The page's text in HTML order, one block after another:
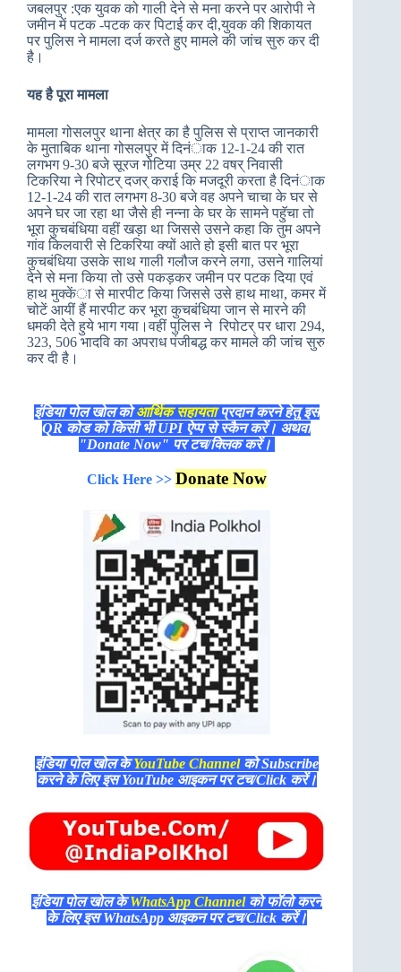
जबलपुर :एक युवक को गाली देने से मना करने पर आरोपी ने
जमीन में पटक -पटक कर पिटाई कर दी,युवक की शिकायत
पर पुलिस ने मामला दर्ज करते हुए मामले की जांच सुरु कर दी
है।
यह है पूरा मामला
मामला गोसलपुर थाना क्षेत्र का है पुलिस से प्राप्त जानकारी
के मुताबिक थाना गोसलपुर में दिनंाक 12-1-24 की रात
लगभग 9-30 बजे सूरज गोटिया उम्र 22 वषर् निवासी
टिकरिया ने रिपोटर् दजर् कराई कि मजदूरी करता है दिनंाक
12-1-24 की रात लगभग 8-30 बजे वह अपने चाचा के घर से
अपने घर जा रहा था जैसे ही नन्ना के घर के सामने पहुॅचा तो
भूरा कुचबंधिया वहीं खड़ा था जिससे उसने कहा कि तुम अपने
गांव किलवारी से टिकरिया क्यों आते हो इसी बात पर भूरा
कुचबंधिया उसके साथ गाली गलौज करने लगा, उसने गालियां
देने से मना किया तो उसे पकड़कर जमीन पर पटक दिया एवं
हाथ मुक्केंा से मारपीट किया जिससे उसे हाथ माथा, कमर में
चोटें आयीं हैं मारपीट कर भूरा कुचबंधिया जान से मारने की
धमकी देते हुये भाग गया।वहीं पुलिस ने रिपोटर् पर धारा 294,
323, 506 भादवि का अपराध पंजीबद्ध कर मामले की जांच सुरु
कर दी है।
इंडिया पोल खोल कोआर्थिक सहायताप्रदान करने हेतु इस
QR कोड को किसी भी UPI ऐप्प से स्कैन करें। अथवा
"Donate Now" पर टच/क्लिक करें।
Click Here >> Donate Now
इंडिया पोल खोल केYouTube Channelको Subscribe
करने के लिए इस YouTube आइकन पर टच/Click करें।
इंडिया पोल खोल केWhatsApp Channelको फॉलो करने
के लिए इस WhatsApp आइकन पर टच/Click करें।